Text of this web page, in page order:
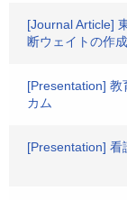
[Journal Article]
断ウェイトの作成
[Presentation] 教
カム
[Presentation] 看